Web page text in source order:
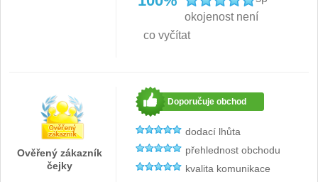
okojenost není
co vyčítat
Ověřený zákazník
čejky
Doporučuje obchod
dodací lhůta
přehlednost obchodu
kvalita komunikace